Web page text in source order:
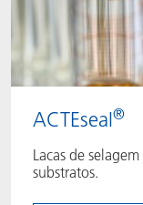
ACTEseal®
Lacas de
substratos.